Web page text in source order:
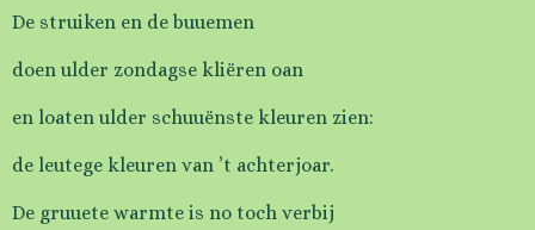
De struiken en de buuemen
doen ulder zondagse kliëren oan
en loaten ulder schuuënste kleuren zien:
de leutege kleuren van ’t achterjoar.
De gruuete warmte is no toch verbij